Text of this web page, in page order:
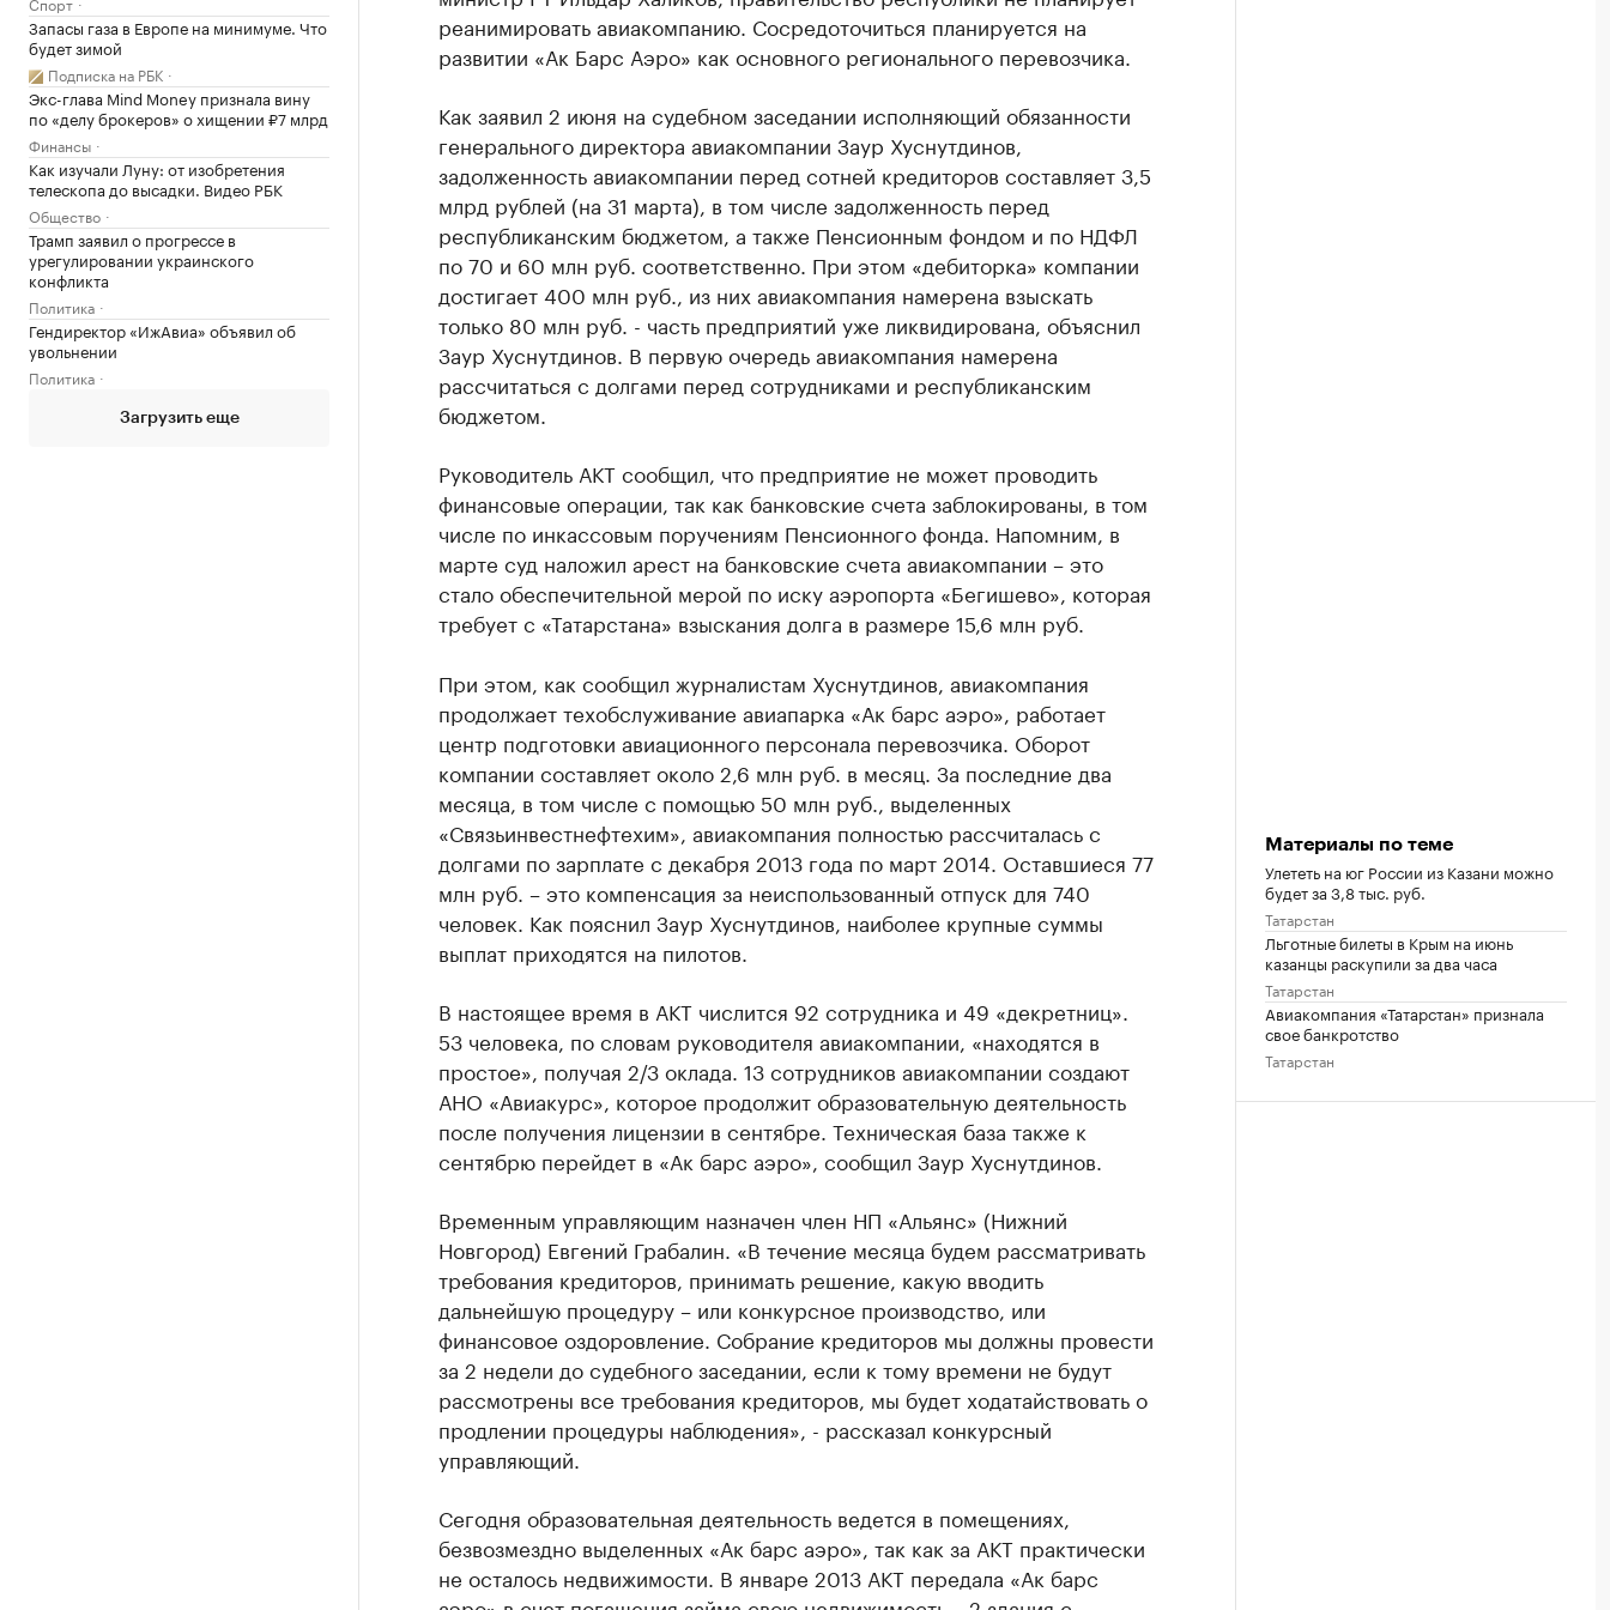
Запасы газа в Европе на минимуме. Что
будет зимой
Подписка на РБК
Экс-глава Mind Money признала вину
по «делу брокеров» о хищении ₽7 млрд
Финансы
Как изучали Луну: от изобретения
телескопа до высадки. Видео РБК
Общество
Трамп заявил о прогрессе в
урегулировании украинского
конфликта
Политика
Гендиректор «ИжАвиа» объявил об
увольнении
Политика
Загрузить еще
реанимировать авиакомпанию. Сосредоточиться планируется на
развитии «Ак Барс Аэро» как основного регионального перевозчика.
Как заявил 2 июня на судебном заседании исполняющий обязанности
генерального директора авиакомпании Заур Хуснутдинов,
задолженность авиакомпании перед сотней кредиторов составляет 3,5
млрд рублей (на 31 марта), в том числе задолженность перед
республиканским бюджетом, а также Пенсионным фондом и по НДФЛ
по 70 и 60 млн руб. соответственно. При этом «дебиторка» компании
достигает 400 млн руб., из них авиакомпания намерена взыскать
только 80 млн руб. - часть предприятий уже ликвидирована, объяснил
Заур Хуснутдинов. В первую очередь авиакомпания намерена
рассчитаться с долгами перед сотрудниками и республиканским
бюджетом.
Руководитель АКТ сообщил, что предприятие не может проводить
финансовые операции, так как банковские счета заблокированы, в том
числе по инкассовым поручениям Пенсионного фонда. Напомним, в
марте суд наложил арест на банковские счета авиакомпании – это
стало обеспечительной мерой по иску аэропорта «Бегишево», которая
требует с «Татарстана» взыскания долга в размере 15,6 млн руб.
При этом, как сообщил журналистам Хуснутдинов, авиакомпания
продолжает техобслуживание авиапарка «Ак барс аэро», работает
центр подготовки авиационного персонала перевозчика. Оборот
компании составляет около 2,6 млн руб. в месяц. За последние два
месяца, в том числе с помощью 50 млн руб., выделенных
«Связьинвестнефтехим», авиакомпания полностью рассчиталась с
долгами по зарплате с декабря 2013 года по март 2014. Оставшиеся 77
млн руб. – это компенсация за неиспользованный отпуск для 740
человек. Как пояснил Заур Хуснутдинов, наиболее крупные суммы
выплат приходятся на пилотов.
В настоящее время в АКТ числится 92 сотрудника и 49 «декретниц».
53 человека, по словам руководителя авиакомпании, «находятся в
простое», получая 2/3 оклада. 13 сотрудников авиакомпании создают
АНО «Авиакурс», которое продолжит образовательную деятельность
после получения лицензии в сентябре. Техническая база также к
сентябрю перейдет в «Ак барс аэро», сообщил Заур Хуснутдинов.
Временным управляющим назначен член НП «Альянс» (Нижний
Новгород) Евгений Грабалин. «В течение месяца будем рассматривать
требования кредиторов, принимать решение, какую вводить
дальнейшую процедуру – или конкурсное производство, или
финансовое оздоровление. Собрание кредиторов мы должны провести
за 2 недели до судебного заседании, если к тому времени не будут
рассмотрены все требования кредиторов, мы будет ходатайствовать о
продлении процедуры наблюдения», - рассказал конкурсный
управляющий.
Сегодня образовательная деятельность ведется в помещениях,
безвозмездно выделенных «Ак барс аэро», так как за АКТ практически
не осталось недвижимости. В январе 2013 АКТ передала «Ак барс
Материалы по теме
Улететь на юг России из Казани можно
будет за 3,8 тыс. руб.
Татарстан
Льготные билеты в Крым на июнь
казанцы раскупили за два часа
Татарстан
Авиакомпания «Татарстан» признала
свое банкротство
Татарстан